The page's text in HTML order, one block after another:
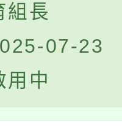
組長
07-23
用中